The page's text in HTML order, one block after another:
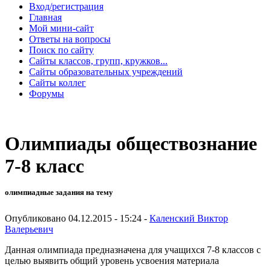
Вход/регистрация
Главная
Мой мини-сайт
Ответы на вопросы
Поиск по сайту
Сайты классов, групп, кружков...
Сайты образовательных учреждений
Сайты коллег
Форумы
Олимпиады обществознание
7-8 класс
олимпиадные задания на тему
Опубликовано 04.12.2015 - 15:24 - Каленский Виктор
Валерьевич
Данная олимпиада предназначена для учащихся 7-8 классов с
целью выявить общий уровень усвоения материала